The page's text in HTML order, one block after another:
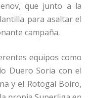
que junto a la
para asaltar el
campaña.
equipos como
Duero Soria con el
y el Rotogal Boiro,